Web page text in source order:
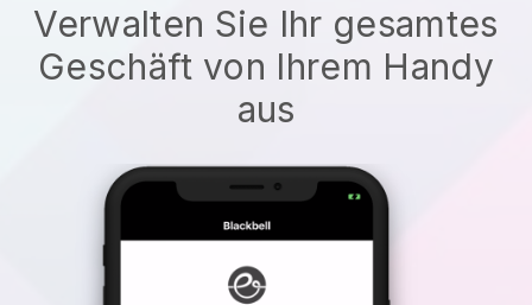
Verwalten Sie Ihr gesamtes
Geschäft von Ihrem Handy
aus